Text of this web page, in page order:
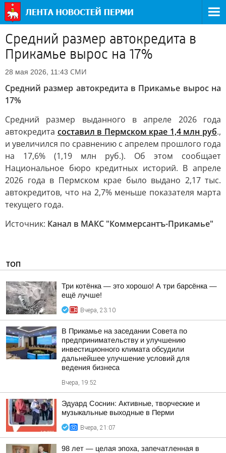
Средний размер автокредита в
Прикамье вырос на 17%
28 мая 2026, 11:43 СМИ
Средний размер автокредита в Прикамье вырос на
17%
Средний размер выданного в апреле 2026 года
автокредита составил в Пермском крае 1,4 млн руб.,
и увеличился по сравнению с апрелем прошлого года
на 17,6% (1,19 млн руб.). Об этом сообщает
Национальное бюро кредитных историй. В апреле
2026 года в Пермском крае было выдано 2,17 тыс.
автокредитов, что на 2,7% меньше показателя марта
текущего года.
Источник: Канал в МАКС "Коммерсантъ-Прикамье"
ТОП
Три котёнка — это хорошо! А три барсёнка —
ещё лучше!
Вчера, 23:10
В Прикамье на заседании Совета по
предпринимательству и улучшению
инвестиционного климата обсудили
дальнейшее улучшение условий для
ведения бизнеса
Вчера, 19:52
Эдуард Соснин: Активные, творческие и
музыкальные выходные в Перми
Вчера, 21:07
98 лет — целая эпоха, запечатленная в